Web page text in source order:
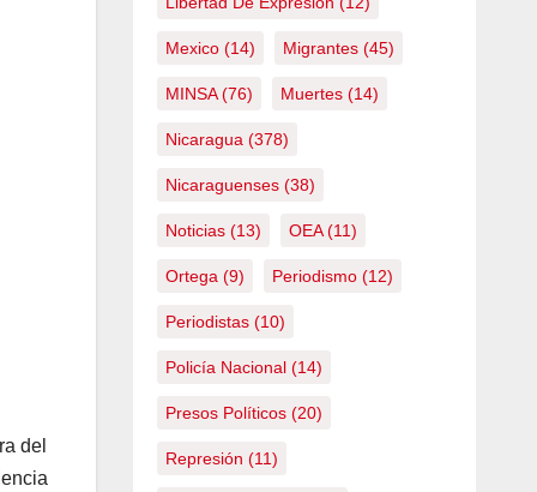
del
Mexico(14) Migrantes(45)
MINSA(76) Muertes(14)
Nicaragua (378)
Nicaraguenses(38)
Noticias(13) OEA(11)
Ortega (9) Periodismo(12)
Periodistas(10)
Policía Nacional(14)
Presos Políticos(20)
Represión (11)